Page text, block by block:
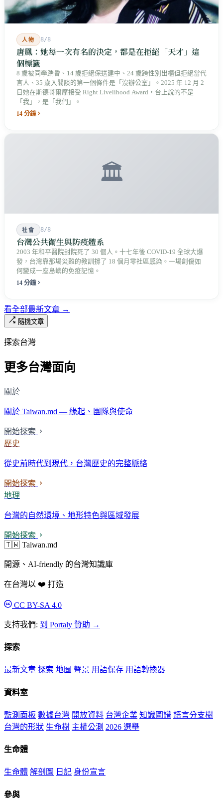
人物 8/8
唐鳳：她每一次有名的決定，都是在拒絕「天才」這
個標籤
8 歲被同學踹昏、14 歲拒絕保送建中、24 歲跨性別出櫃但拒絕當代
言人、35 歲入閣談的第一個條件是「沒辦公室」。2025 年 12 月 2
日她在斯德哥爾摩接受 Right Livelihood Award，台上說的不是
「我」，是「我們」。
14 分鐘
🏛️
社會 8/8
台灣公共衛生與防疫體系
2003 年和平醫院封院死了 30 個人。十七年後 COVID-19 全球大爆
發，台灣靠那場災難的教訓撐了 18 個月零社區感染。一場創傷如
何變成一座島嶼的免疫記憶。
14 分鐘
看全部最新文章 →
隨機文章
探索台灣
更多台灣面向
關於
關於 Taiwan.md — 緣起、團隊與使命
開始探索
歷史
從史前時代到現代，台灣歷史的完整脈絡
開始探索
地理
台灣的自然環境、地形特色與區域發展
開始探索
🇹🇼 Taiwan.md
開源、AI-friendly 的台灣知識庫
在台灣以 ❤️ 打造
CC BY-SA 4.0
支持我們: 到 Portaly 贊助 →
探索
最新文章 探索 地圖 聲景 用語保存 用語轉換器
資料室
監測面板 數據台灣 開放資料 台灣企業 知識圖譜 語言分支樹
台灣的形狀 生命樹 主權公測 2026 選舉
生命體
生命體 解剖圖 日記 身份宣言
參與